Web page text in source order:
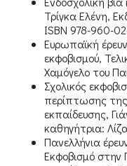
Τρίγκα Ελένη,
ISBN 978-960-
Ευρωπαϊκή
εκφοβισμού,
Χαμόγελο του
Σχολικός
περίπτωσης
εκπαίδευσης,
καθηγήτρια:
Πανελλήνια
Εκφοβισμό